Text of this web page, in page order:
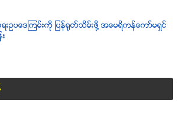
းဥပေဒၾကမ္းကို ျပန္ရုတ္သိမ္းဖို႔ အေမရိကန္ေကာ္မရွင္